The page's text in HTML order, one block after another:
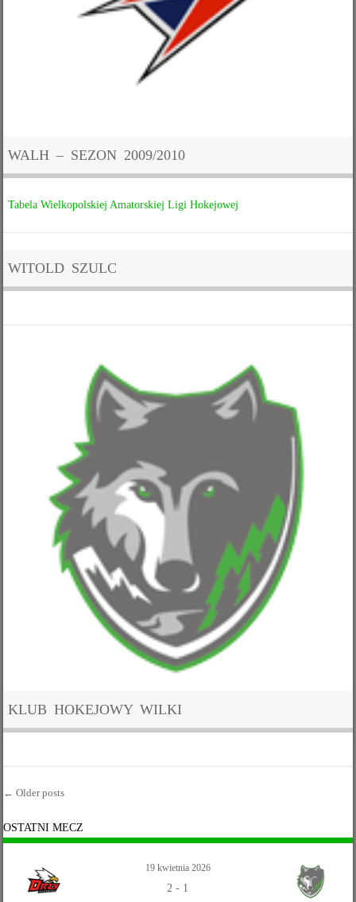
WALH – SEZON 2009/2010
Tabela Wielkopolskiej Amatorskiej Ligi Hokejowej
WITOLD SZULC
KLUB HOKEJOWY WILKI
Post navigation
← Older posts
OSTATNI MECZ
19 kwietnia 2026
2 - 1